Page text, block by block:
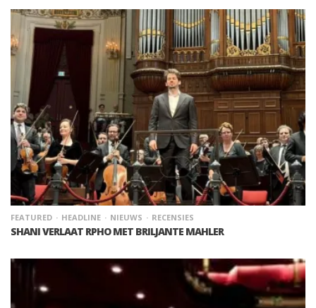
FEATURED HEADLINE NIEUWS RECENSIES
SHANI VERLAAT RPHO MET BRILJANTE MAHLER